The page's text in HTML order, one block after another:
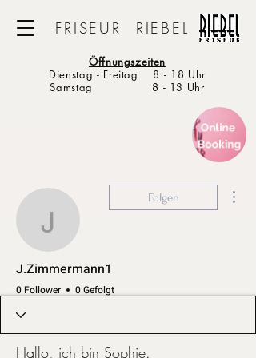
FRISEUR RIEBEL
Öffnungszeiten
Dienstag - Freitag 8 - 18 Uhr
Samstag 8 - 13 Uhr
J.Zimmermann1
Folgen
J.Zimmermann1
0 Follower 0 Gefolgt
Hallo, ich bin Sophie.